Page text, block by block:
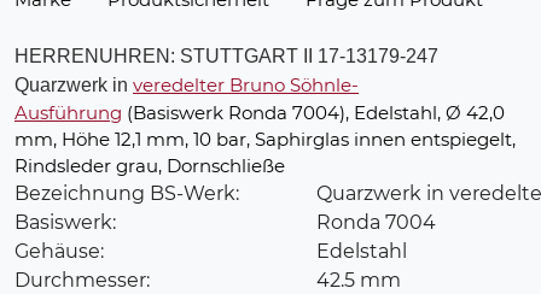
HERRENUHREN: STUTTGART II 17-13179-247
Quarzwerk in veredelter Bruno Söhnle-
Ausführung (Basiswerk Ronda 7004), Edelstahl, Ø 42,0
mm, Höhe 12,1 mm, 10 bar, Saphirglas innen entspiegelt,
Rindsleder grau, Dornschließe
Bezeichnung BS-Werk:
Quarzwerk in
Basiswerk:
Ronda 7004
Gehäuse:
Edelstahl
Durchmesser:
42.5 mm